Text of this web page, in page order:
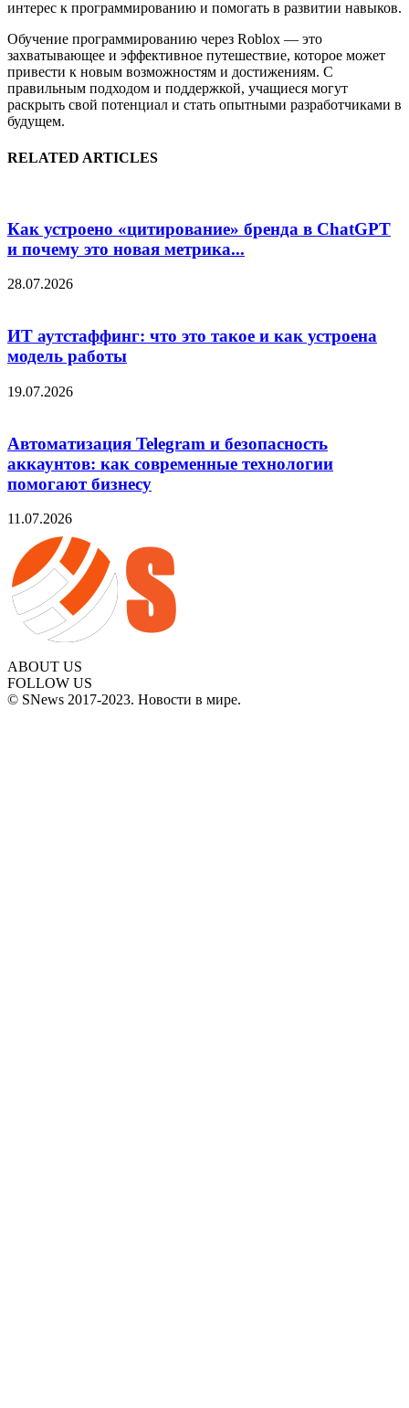
интерес к программированию и помогать в развитии навыков.
Обучение программированию через Roblox — это
захватывающее и эффективное путешествие, которое может
привести к новым возможностям и достижениям. С
правильным подходом и поддержкой, учащиеся могут
раскрыть свой потенциал и стать опытными разработчиками в
будущем.
RELATED ARTICLES
Как устроено «цитирование» бренда в ChatGPT
и почему это новая метрика...
28.07.2026
ИТ аутстаффинг: что это такое и как устроена
модель работы
19.07.2026
Автоматизация Telegram и безопасность
аккаунтов: как современные технологии
помогают бизнесу
11.07.2026
ABOUT US
FOLLOW US
© SNews 2017-2023. Новости в мире.